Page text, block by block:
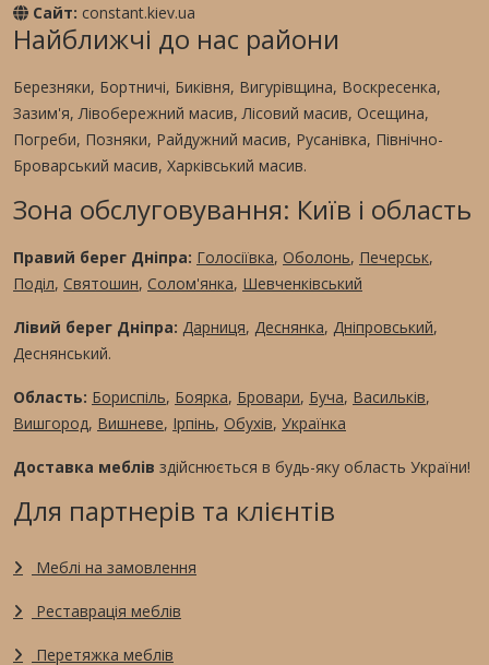
Сайт: constant.kiev.ua
Найближчі до нас райони
Березняки, Бортничі, Биківня, Вигурівщина, Воскресенка,
Зазим'я, Лівобережний масив, Лісовий масив, Осещина,
Погреби, Позняки, Райдужний масив, Русанівка, Північно-
Броварський масив, Харківський масив.
Зона обслуговування: Київ і область
Правий берег Дніпра: Голосіївка, Оболонь, Печерськ,
Поділ, Святошин, Солом'янка, Шевченківський
Лівий берег Дніпра: Дарниця, Деснянка, Дніпровський,
Деснянський.
Область: Бориспіль, Боярка, Бровари, Буча, Васильків,
Вишгород, Вишневе, Ірпінь, Обухів, Українка
Доставка меблів здійснюється в будь-яку область України!
Для партнерів та клієнтів
Меблі на замовлення
Реставрація меблів
Перетяжка меблів